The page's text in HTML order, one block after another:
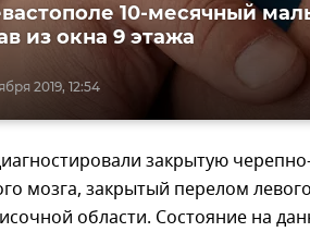
2019, 12:54
10-месячный
из окна 9 этажа
закрытую
мозга, закрытый перелом
области. Состояние на